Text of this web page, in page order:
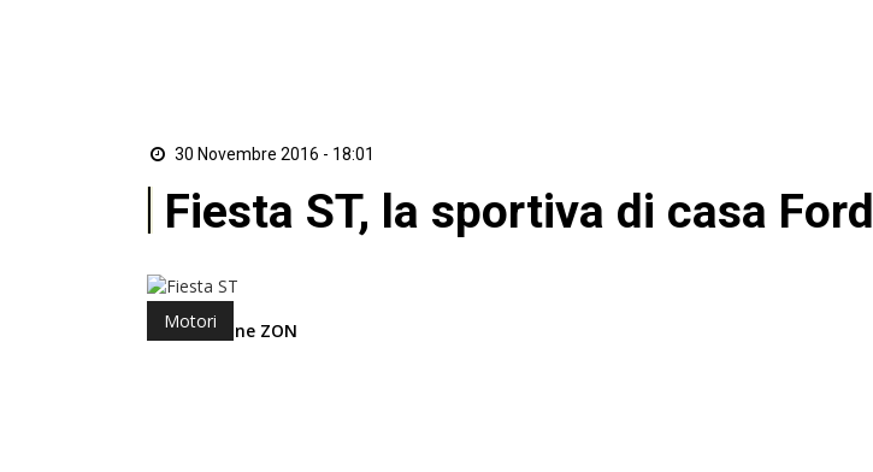
30 Novembre 2016 - 18:01
Fiesta ST, la sportiva di casa Ford
Motori
di Redazione ZON